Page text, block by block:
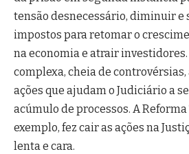
tensão desnecessário, diminuir e
impostos para retomar o
na economia e atrair
complexa, cheia de
ações que ajudam o Judiciário a
acúmulo de processos. A
exemplo, fez cair as ações na
lenta e cara.